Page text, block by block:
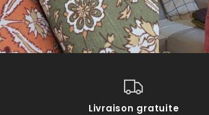
Livraison gratuite